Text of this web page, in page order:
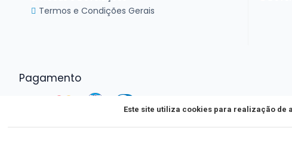
Ao clicar em Concordo, você
Termos e Condições Gerais
Pagamento
Este site utiliza cookies para realização de